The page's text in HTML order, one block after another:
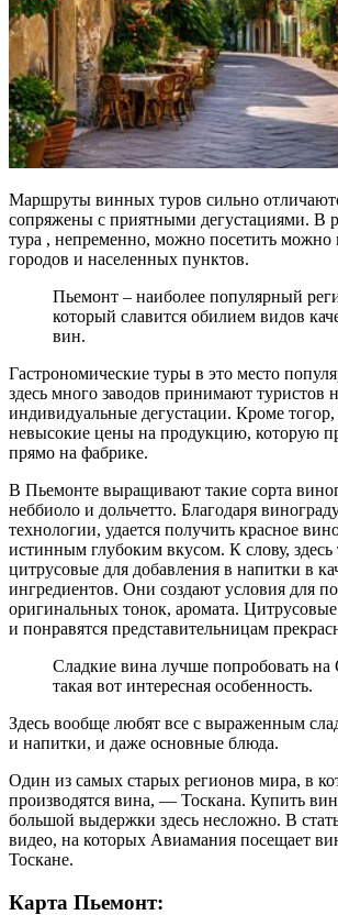
Маршруты винных туров сильно
сопряжены с приятными дегустациями. В
тура , непременно, можно посетить можно
городов и населенных пунктов.
Пьемонт – наиболее популярный регион в стране,
который славится обилием видов
вин.
Гастрономические туры в это место
здесь много заводов принимают туристов
индивидуальные дегустации. Кроме тогор,
невысокие цены на продукцию, которую
прямо на фабрике.
В Пьемонте выращивают такие сорта
неббиоло и дольчетто. Благодаря
технологии, удается получить красное
истинным глубоким вкусом. К слову,
цитрусовые для добавления в напитки в
ингредиентов. Они создают условия для
оригинальных тонок, аромата.
и понравятся представительницам
Сладкие вина лучше попробовать на Сицилии,
такая вот интересная особенность.
Здесь вообще любят все с выраженным
и напитки, и даже основные блюда.
Один из самых старых регионов мира, в
производятся вина, — Тоскана. Купить
большой выдержки здесь несложно. В
видео, на которых Авиамания посещает
Тоскане.
Карта Пьемонт: